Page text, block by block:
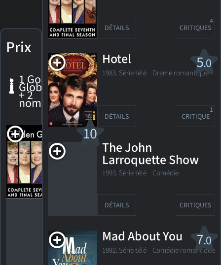
Prix
1 Golden
Globe
+ 2
nominations
10
The
Golden
Girls
comédie
Nomination,
Golden
Globe 1987
DÉTAILS CRITIQUES
4
5.0
Hotel
1983. Série télé Drame romantique
DÉTAILS CRITIQUE
1
The John
Larroquette Show
1993. Série télé Comédie
DÉTAILS CRITIQUES
7.0
Mad About You
1992. Série télé Comédie romantique